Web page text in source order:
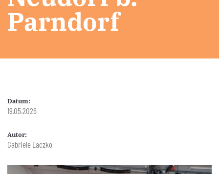
Parndorf
Datum:
19.05.2026
Autor:
Gabriele Laczko